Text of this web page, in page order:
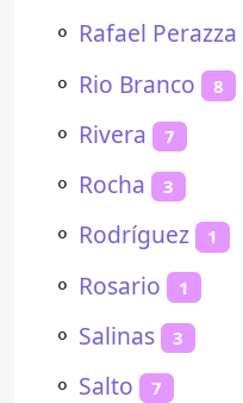
⚬ Rafael Perazza
⚬ Rio Branco 8
⚬ Rivera 7
⚬ Rocha 3
⚬ Rodríguez 1
⚬ Rosario 1
⚬ Salinas 3
⚬ Salto 7